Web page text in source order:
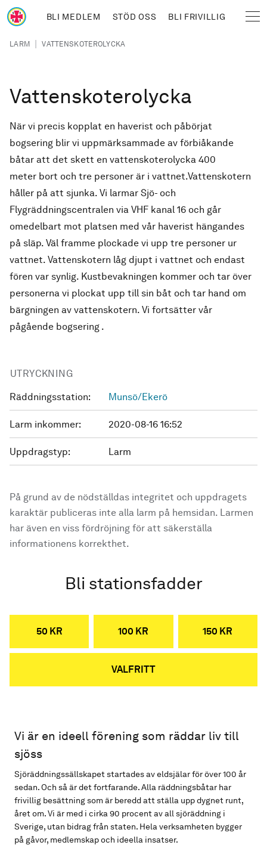
Hoppa till huvudinnehåll
BLI MEDLEM STÖD OSS BLI FRIVILLIG
Länkstig
LARM | VATTENSKOTEROLYCKA
Vattenskoterolycka
När vi precis kopplat en haverist och påbörjat
bogsering blir vi uppmärksammade av förbiåkande
båtar att det skett en vattenskoterolycka 400
meter bort och tre personer är i vattnet.Vattenskotern
håller på att sjunka. Vi larmar Sjö- och
Flygräddningscentralen via VHF kanal 16 och går
omedelbart mot platsen med vår haverist hängandes
på släp. Väl framme plockade vi upp tre personer ur
vattnet. Vattenskotern låg djupt i vattnet och endast
fören var synlig. Kustbevakningen kommer och tar över
personerna vi plockat upp till sin båt och tar hand om
bärgningen av vattenskotern. Vi fortsätter vår
pågående bogsering .
UTRYCKNING
Räddningsstation: Munsö/Ekerö
Larm inkommer: 2020-08-16 16:52
Uppdragstyp: Larm
På grund av de nödställdas integritet och uppdragets
karaktär publiceras inte alla larm på hemsidan. Larmen
har även en viss fördröjning för att säkerställa
informationens korrekthet.
Bli stationsfadder
50 KR 100 KR 150 KR
VALFRITT
Vi är en ideell förening som räddar liv till
sjöss
Sjöräddningssällskapet startades av eldsjälar för över 100 år
sedan. Och så är det fortfarande. Alla räddningsbåtar har
frivillig besättning som är beredd att ställa upp dygnet runt,
året om. Vi är med i cirka 90 procent av all sjöräddning i
Sverige, utan bidrag från staten. Hela verksamheten bygger
på gåvor, medlemskap och ideella insatser.